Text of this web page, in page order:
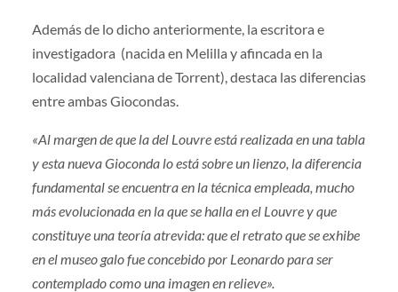
Además de lo dicho anteriormente, la escritora e
investigadora (nacida en Melilla y afincada en la
localidad valenciana de Torrent), destaca las diferencias
entre ambas Giocondas.
«Al margen de que la del Louvre está realizada en una tabla
y esta nueva Gioconda lo está sobre un lienzo, la diferencia
fundamental se encuentra en la técnica empleada, mucho
más evolucionada en la que se halla en el Louvre y que
constituye una teoría atrevida: que el retrato que se exhibe
en el museo galo fue concebido por Leonardo para ser
contemplado como una imagen en relieve».